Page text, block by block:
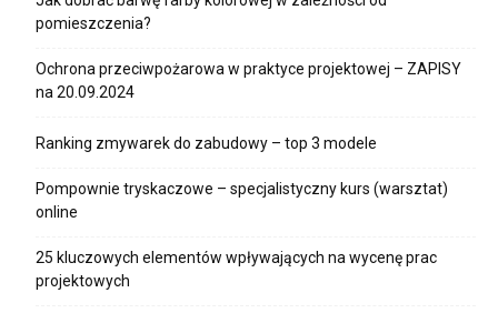
pomieszczenia?
Ochrona przeciwpożarowa w praktyce projektowej – ZAPISY
na 20.09.2024
Ranking zmywarek do zabudowy – top 3 modele
Pompownie tryskaczowe – specjalistyczny kurs (warsztat)
online
25 kluczowych elementów wpływających na wycenę prac
projektowych